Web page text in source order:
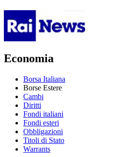
Economia
Borsa Italiana
Borse Estere
Cambi
Diritti
Fondi italiani
Fondi esteri
Obbligazioni
Titoli di Stato
Warrants